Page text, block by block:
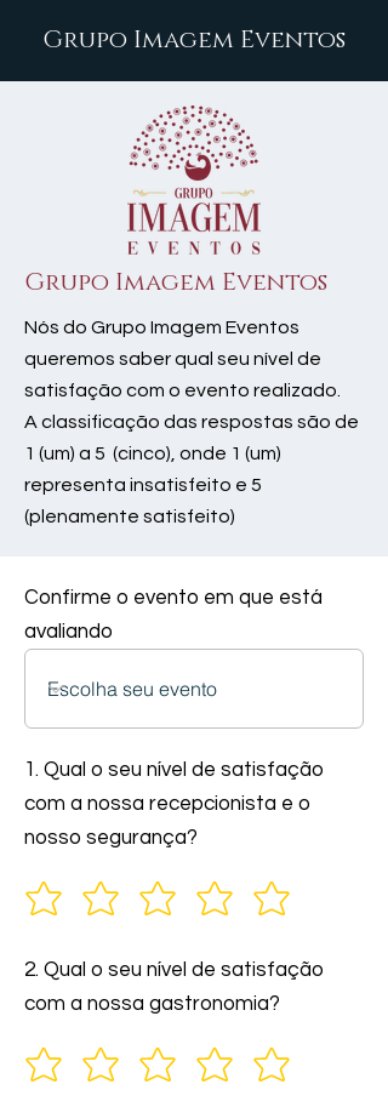
Grupo Imagem Eventos
Grupo Imagem Eventos
Nós do Grupo Imagem Eventos
queremos saber qual seu nível de
satisfação com o evento realizado.
A classificação das respostas são de
1 (um) a 5 (cinco), onde 1 (um)
representa insatisfeito e 5
(plenamente satisfeito)
Confirme o evento em que está
avaliando
1. Qual o seu nível de satisfação
com a nossa recepcionista e o
nosso segurança?
2. Qual o seu nível de satisfação
com a nossa gastronomia?